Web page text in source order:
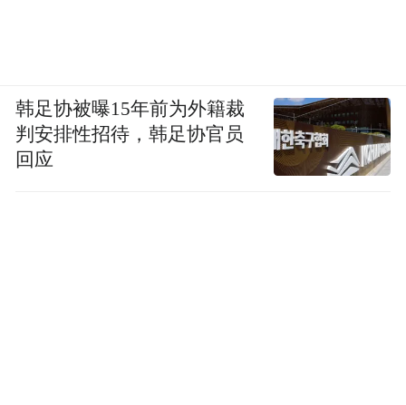
韩足协被曝15年前为外籍裁
判安排性招待，韩足协官员
回应